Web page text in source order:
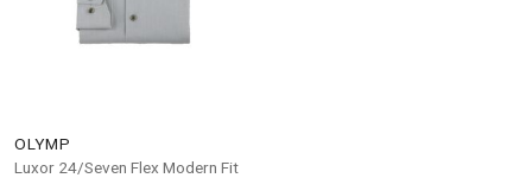
OLYMP
Luxor 24/Seven Flex Modern Fit